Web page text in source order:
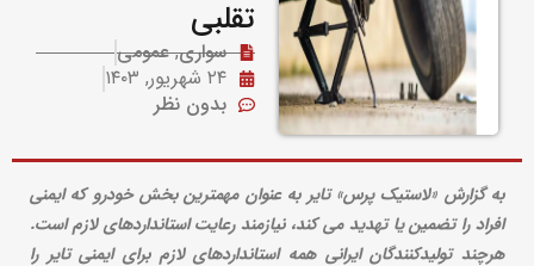
تقلبی
سواری,عمومی
۲۴ شهریور, ۱۴۰۳
بدون نظر
به گزارش «لاستیک پرس» تایر به عنوان مهمترین بخش خودرو که ایمنی
افراد را تضمین یا تهدید می کند، نیازمند رعایت استانداردهای لازم است.
هرچند تولیدکنندگان ایرانی همه استانداردهای لازم برای ایمنی تایر را